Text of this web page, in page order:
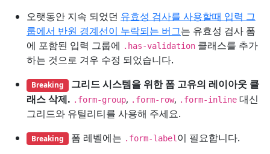
오랫동안 지속 되었던 유효성 검사를 사용할때 입력 그
룹에서 반원 경계선이 누락되는 버그는 유효성 검사 폼
에 포함된 입력 그룹에 .has-validation 클래스를 추가
하는 것으로 겨우 수정 되었습니다.
Breaking
그리드 시스템을 위한 폼 고유의 레이아웃 클
래스 삭제. .form-group, .form-row, .form-inline 대신
그리드와 유틸리티를 사용해 주세요.
Breaking 폼 레벨에는 .form-label 이 필요합니다.